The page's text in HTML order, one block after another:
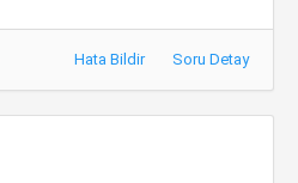
Hata Bildir Soru Detay